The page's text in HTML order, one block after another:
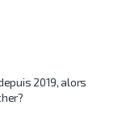
2019, alors